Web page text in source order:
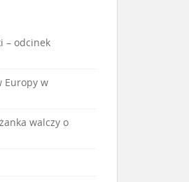
– odcinek
Europy w
walczy o